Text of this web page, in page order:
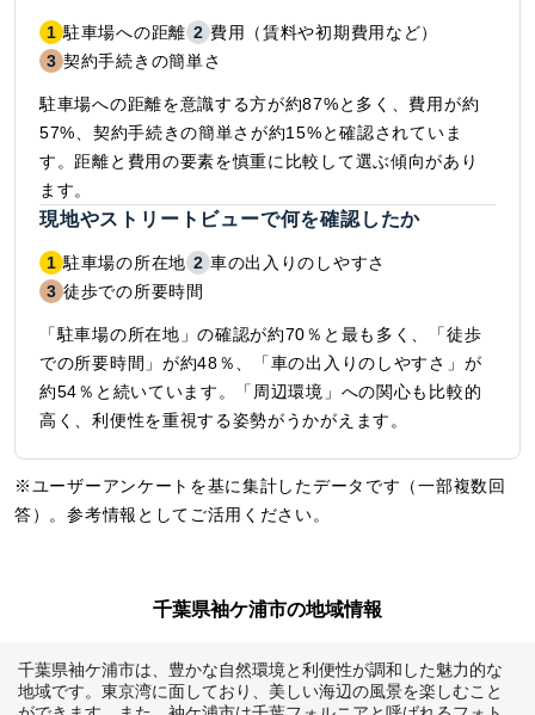
1 駐車場への距離 2 費用（賃料や初期費用など）
3 契約手続きの簡単さ
駐車場への距離を意識する方が約87%と多く、費用が約
57%、契約手続きの簡単さが約15%と確認されていま
す。距離と費用の要素を慎重に比較して選ぶ傾向があり
ます。
現地やストリートビューで何を確認したか
1 駐車場の所在地 2 車の出入りのしやすさ
3 徒歩での所要時間
「駐車場の所在地」の確認が約70％と最も多く、「徒歩
での所要時間」が約48％、「車の出入りのしやすさ」が
約54％と続いています。「周辺環境」への関心も比較的
高く、利便性を重視する姿勢がうかがえます。
※ユーザーアンケートを基に集計したデータです（一部複数回
答）。参考情報としてご活用ください。
千葉県袖ケ浦市の地域情報
千葉県袖ケ浦市は、豊かな自然環境と利便性が調和した魅力的な
地域です。東京湾に面しており、美しい海辺の風景を楽しむこと